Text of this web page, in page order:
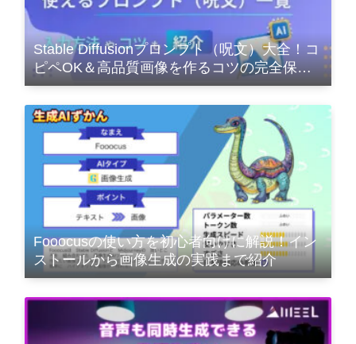
Stable Diffusionプロンプト（呪文）大全！コ
ピペOK＆高品質画像を作るコツの完全保存
版
Fooocusの使い方を初心者向けに解説！イン
ストールから画像生成の実践まで紹介